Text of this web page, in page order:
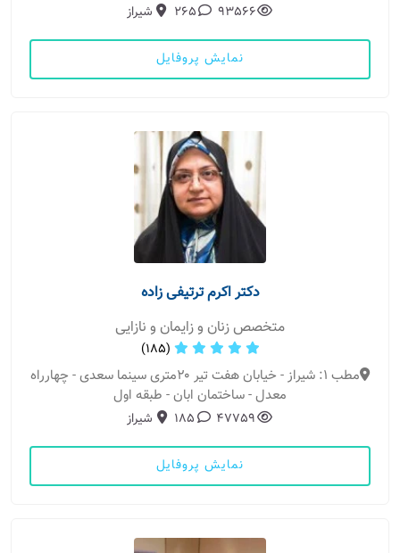
93566
265 شیراز
نمایش پروفایل
دکتر اکرم ترتیفی زاده
متخصص زنان و زایمان و نازایی
(185)
مطب 1: شیراز - خیابان هفت تیر ۲۰متری سینما سعدی - چهارراه
معدل - ساختمان ابان - طبقه اول
47759
185 شیراز
نمایش پروفایل